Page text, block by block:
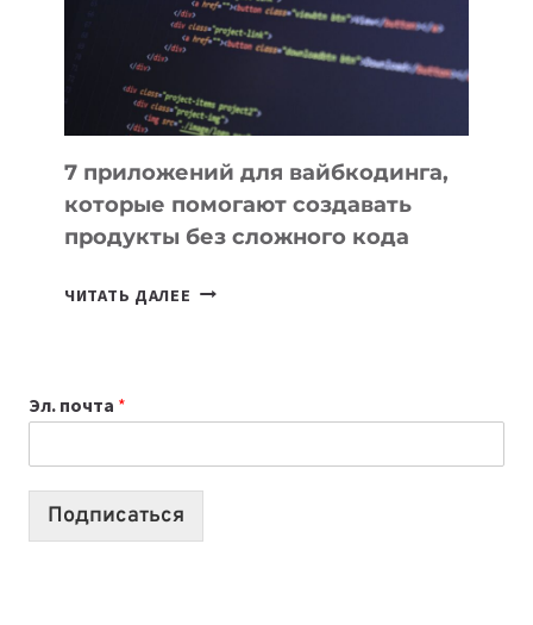
РАБОТЫ
7 приложений для вайбкодинга,
которые помогают создавать
продукты без сложного кода
ЧИТАТЬ ДАЛЕЕ
СОЗДАВАТЬ
ПРОДУКТЫ
Эл. почта *
Подписаться